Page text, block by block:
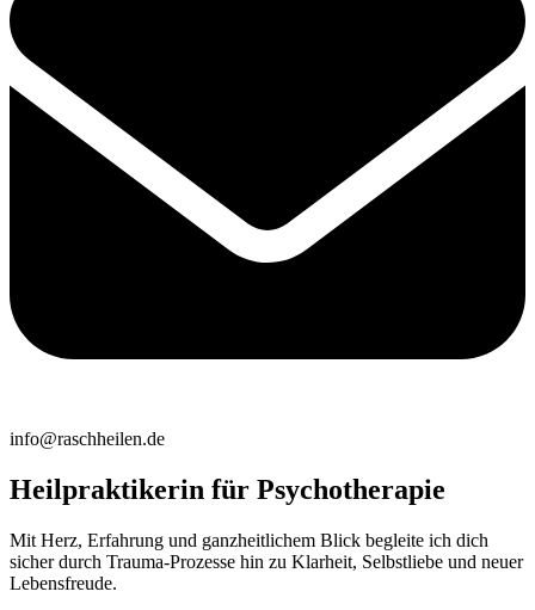
info@raschheilen.de
Heilpraktikerin für Psychotherapie
Mit Herz, Erfahrung und ganzheitlichem Blick begleite ich dich
sicher durch Trauma-Prozesse hin zu Klarheit, Selbstliebe und neuer
Lebensfreude.